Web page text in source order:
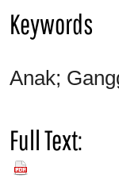
Keywords
Anak;
Full Text:
PDF